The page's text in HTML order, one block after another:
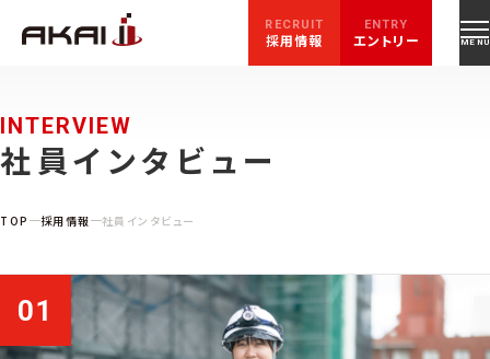
RECRUIT
採用情報
ENTRY
エントリー
INTERVIEW
社員インタビュー
TOP 採用情報 社員インタビュー
01